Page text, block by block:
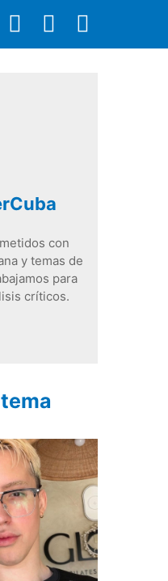
con
y temas de
para
críticos.